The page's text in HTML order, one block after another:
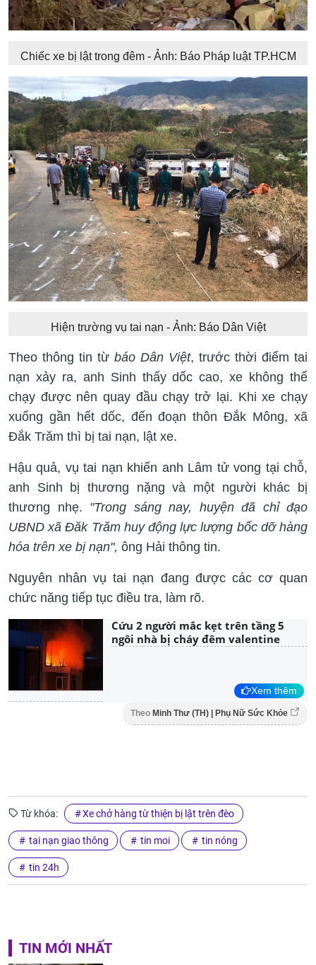
Chiếc xe bị lật trong đêm - Ảnh: Báo Pháp luật TP.HCM
Hiện trường vụ tai nạn - Ảnh: Báo Dân Việt
Theo thông tin từ báo Dân Việt, trước thời điểm tai
nạn xảy ra, anh Sinh thấy dốc cao, xe không thể
chạy được nên quay đầu chạy trở lại. Khi xe chạy
xuống gần hết dốc, đến đoạn thôn Đắk Mông, xã
Đắk Trăm thì bị tai nạn, lật xe.
Hậu quả, vụ tai nạn khiến anh Lâm tử vong tại chỗ,
anh Sinh bị thương nặng và một người khác bị
thương nhẹ. "Trong sáng nay, huyện đã chỉ đạo
UBND xã Đăk Trăm huy động lực lượng bốc dỡ hàng
hóa trên xe bị nạn", ông Hải thông tin.
Nguyên nhân vụ tai nạn đang được các cơ quan
chức năng tiếp tục điều tra, làm rõ.
Cứu 2 người mắc kẹt trên tầng 5
ngôi nhà bị cháy đêm valentine
Xem thêm
Theo Minh Thư (TH) | Phụ Nữ Sức Khỏe
Từ khóa: Xe chở hàng từ thiện bị lật trên đèo
tai nạn giao thông tin moi tin nóng
tin 24h
TIN MỚI NHẤT